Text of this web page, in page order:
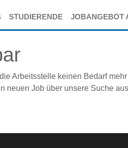
STUDIERENDE JOBANGEBOT
Arbeitsstelle keinen Bedarf
neuen Job über unsere Suche